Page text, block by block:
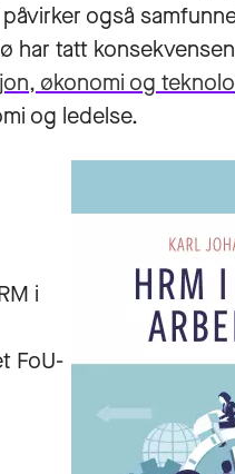
også
tatt
økonomi og
og ledelse.
i
FoU-